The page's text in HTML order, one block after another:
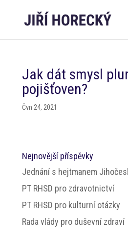
Jak dát smysl
pojišťoven?
Čvn 24, 2021
Nejnovější příspěvky
Jednání s hejtmanem
PT RHSD pro zdravotnictví
PT RHSD pro kulturní otázky
Rada vlády pro duševní zdraví